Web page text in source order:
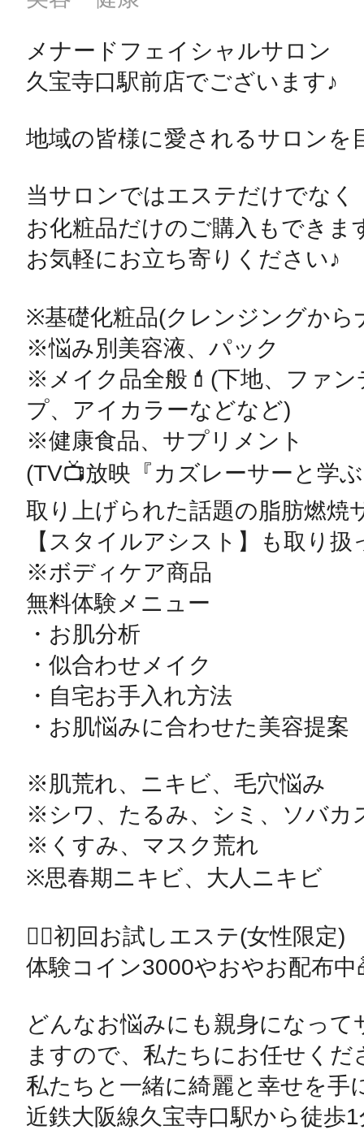
メナードフェイシャルサロン
久宝寺口駅前店でございます♪
地域の皆様に愛されるサロン
当サロンではエステだけでなく
お化粧品だけのご購入もできま
お気軽にお立ち寄りください♪
※基礎化粧品(クレンジングから
※悩み別美容液、パック
※メイク品全般💄(下地、ファ
プ、アイカラーなどなど)
※健康食品、サプリメント
(TV📺放映『カズレーサーと学
取り上げられた話題の脂肪燃焼
【スタイルアシスト】も取り
※ボディケア商品
無料体験メニュー
・お肌分析
・似合わせメイク
・自宅お手入れ方法
・お肌悩みに合わせた美容提案
※肌荒れ、ニキビ、毛穴悩み
※シワ、たるみ、シミ、ソバカ
※くすみ、マスク荒れ
※思春期ニキビ、大人ニキビ
💆‍♀️初回お試しエステ(女性限定)
体験コイン3000やおやお配布中
どんなお悩みにも親身になっ
ますので、私たちにお任せくだ
私たちと一緒に綺麗と幸せを手
近鉄大阪線久宝寺口駅から徒歩1